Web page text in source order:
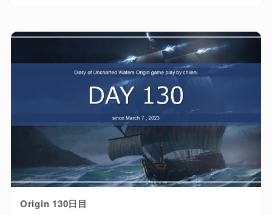
Origin 130日目